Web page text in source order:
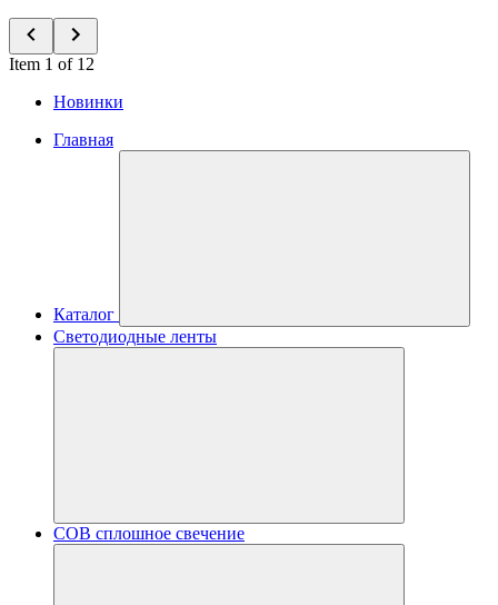
Item 1 of 12
Новинки
Главная
Каталог
Светодиодные ленты
COB сплошное свечение